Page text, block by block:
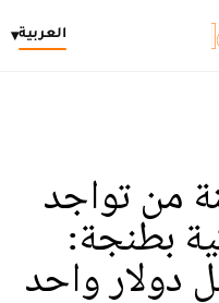
العربية▾
- 200 سنة من تواجد
بطنجة:
دولار واحد